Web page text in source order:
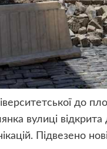
до
вулиці
Підвезено